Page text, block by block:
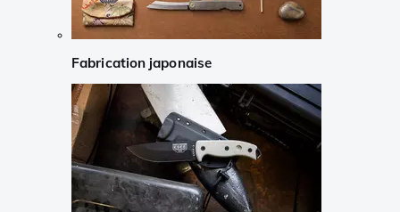
Fabrication japonaise